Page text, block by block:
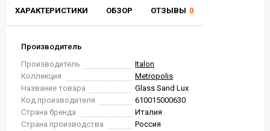
ХАРАКТЕРИСТИКИ ОБЗОР ОТЗЫВЫ 0
Производитель
Производитель
Italon
Коллекция
Metropolis
Название товара
Glass Sand Lux
Код производителя
610015000630
Страна бренда
Италия
Страна производства
Россия